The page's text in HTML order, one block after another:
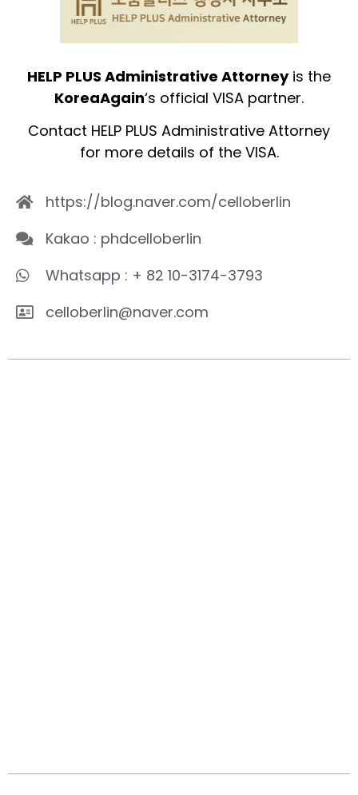
HELP PLUS Administrative Attorneyis the
KoreaAgain‘s official VISA partner.
Contact HELP PLUS Administrative Attorney
for more details of the VISA.
https://blog.naver.com/celloberlin
Kakao : phdcelloberlin
Whatsapp : + 82 10-3174-3793
celloberlin@naver.com